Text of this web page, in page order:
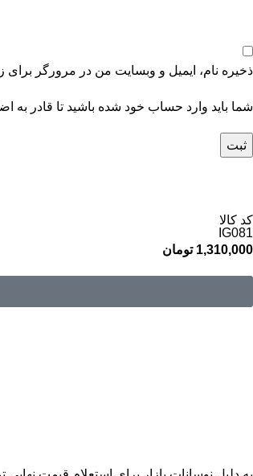
ذخیره نام، ایمیل و وبسایت من در مرورگر برای
شما باید وارد حساب خود شده باشید تا قادر به
کد کالا
IG081
1,310,000 تومان